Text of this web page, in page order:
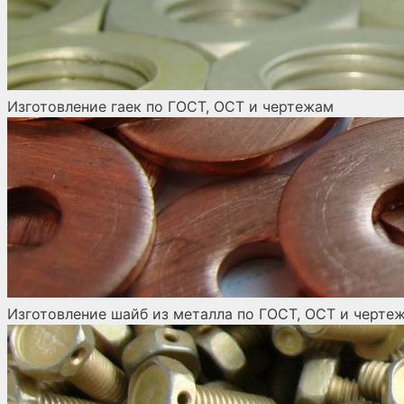
Изготовление гаек по ГОСТ, ОСТ и чертежам
Изготовление шайб из металла по ГОСТ, ОСТ и